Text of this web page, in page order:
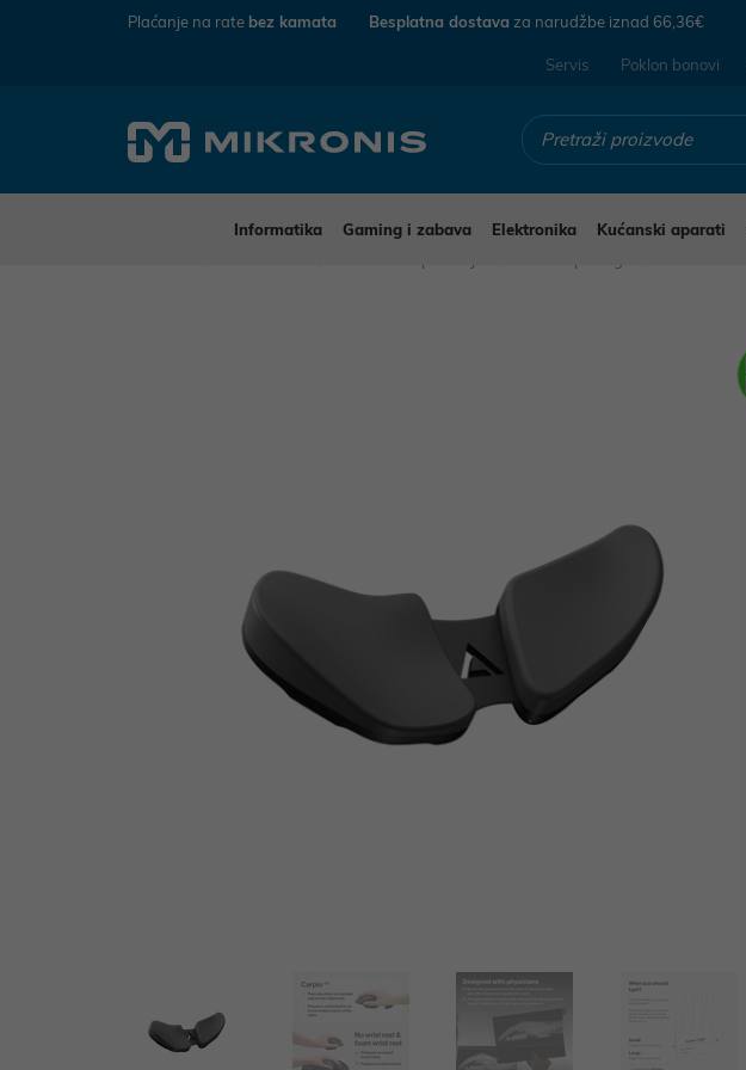
Plaćanje na rate bez kamata Besplatna dostava za narudžbe iznad 66,36€
Servis Poklon bonovi
Informatika Gaming i zabava Elektronika Kućanski aparati